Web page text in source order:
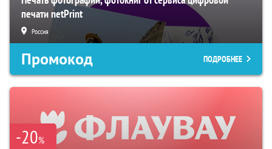
печати netPrint
Россия
Промокод ПОДРОБНЕЕ
-20%